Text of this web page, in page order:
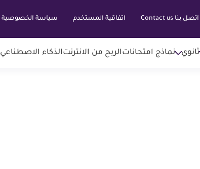
اتصل بنا Contact us اتفاقية المستخدم سياسة الخصوصية
ثانوي نماذج امتحاناتالربح من الانترنتالذكاء الاصطناعي AI